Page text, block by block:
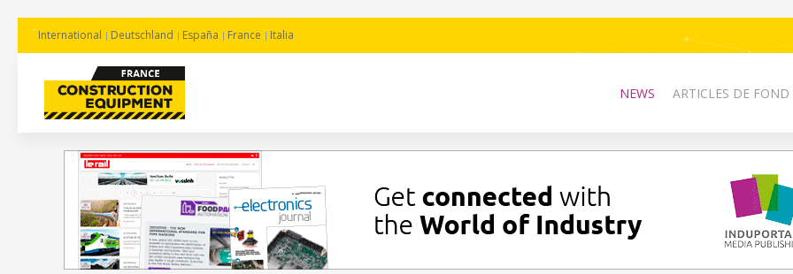
International Deutschland España France Italia
NEWS ARTICLES DE FOND